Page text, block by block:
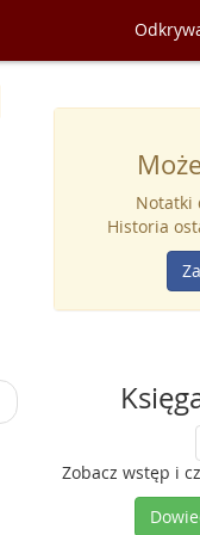
Notatki
Historia
Zobacz wstęp i